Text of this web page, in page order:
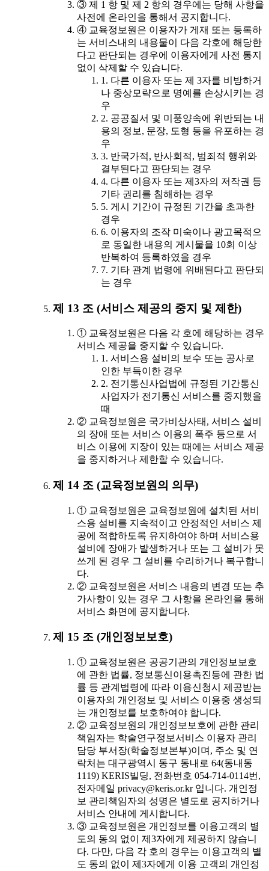
③ 제 1 항 및 제 2 항의 경우에는 당해 사항을
사전에 온라인을 통해서 공지합니다.
④ 교육정보원은 이용자가 게재 또는 등록하
는 서비스내의 내용물이 다음 각호에 해당한
다고 판단되는 경우에 이용자에게 사전 통지
없이 삭제할 수 있습니다.
1. 다른 이용자 또는 제 3자를 비방하거
나 중상모략으로 명예를 손상시키는 경
우
2. 공공질서 및 미풍양속에 위반되는 내
용의 정보, 문장, 도형 등을 유포하는 경
우
3. 반국가적, 반사회적, 범죄적 행위와
결부된다고 판단되는 경우
4. 다른 이용자 또는 제3자의 저작권 등
기타 권리를 침해하는 경우
5. 게시 기간이 규정된 기간을 초과한
경우
6. 이용자의 조작 미숙이나 광고목적으
로 동일한 내용의 게시물을 10회 이상
반복하여 등록하였을 경우
7. 기타 관계 법령에 위배된다고 판단되
는 경우
제 13 조 (서비스 제공의 중지 및 제한)
① 교육정보원은 다음 각 호에 해당하는 경우
서비스 제공을 중지할 수 있습니다.
1. 서비스용 설비의 보수 또는 공사로
인한 부득이한 경우
2. 전기통신사업법에 규정된 기간통신
사업자가 전기통신 서비스를 중지했을
때
② 교육정보원은 국가비상사태, 서비스 설비
의 장애 또는 서비스 이용의 폭주 등으로 서
비스 이용에 지장이 있는 때에는 서비스 제공
을 중지하거나 제한할 수 있습니다.
제 14 조 (교육정보원의 의무)
① 교육정보원은 교육정보원에 설치된 서비
스용 설비를 지속적이고 안정적인 서비스 제
공에 적합하도록 유지하여야 하며 서비스용
설비에 장애가 발생하거나 또는 그 설비가 못
쓰게 된 경우 그 설비를 수리하거나 복구합니
다.
② 교육정보원은 서비스 내용의 변경 또는 추
가사항이 있는 경우 그 사항을 온라인을 통해
서비스 화면에 공지합니다.
제 15 조 (개인정보보호)
① 교육정보원은 공공기관의 개인정보보호
에 관한 법률, 정보통신이용촉진등에 관한 법
률 등 관계법령에 따라 이용신청시 제공받는
이용자의 개인정보 및 서비스 이용중 생성되
는 개인정보를 보호하여야 합니다.
② 교육정보원의 개인정보보호에 관한 관리
책임자는 학술연구정보서비스 이용자 관리
담당 부서장(학술정보본부)이며, 주소 및 연
락처는 대구광역시 동구 동내로 64(동내동
1119) KERIS빌딩, 전화번호 054-714-0114번,
전자메일 privacy@keris.or.kr 입니다. 개인정
보 관리책임자의 성명은 별도로 공지하거나
서비스 안내에 게시합니다.
③ 교육정보원은 개인정보를 이용고객의 별
도의 동의 없이 제3자에게 제공하지 않습니
다. 다만, 다음 각 호의 경우는 이용고객의 별
도 동의 없이 제3자에게 이용 고객의 개인정